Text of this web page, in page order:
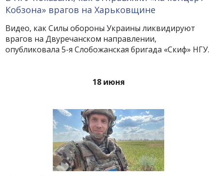
Кобзона» врагов на Харьковщине
Видео, как Силы обороны Украины ликвидируют
врагов на Двуречанском направлении,
опубликовала 5-я Слобожанская бригада «Скиф» НГУ.
18 июня